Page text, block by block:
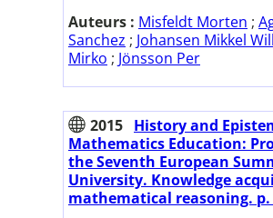
Auteurs : Misfeldt Morten ;
Sanchez ; Johansen Mikkel
Mirko ; Jönsson Per
2015 History and
Mathematics Education:
the Seventh European
University. Knowledge
mathematical reasoning. p.